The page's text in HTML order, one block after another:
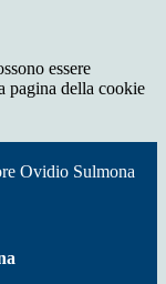
essere
pagina della cookie
Ovidio Sulmona